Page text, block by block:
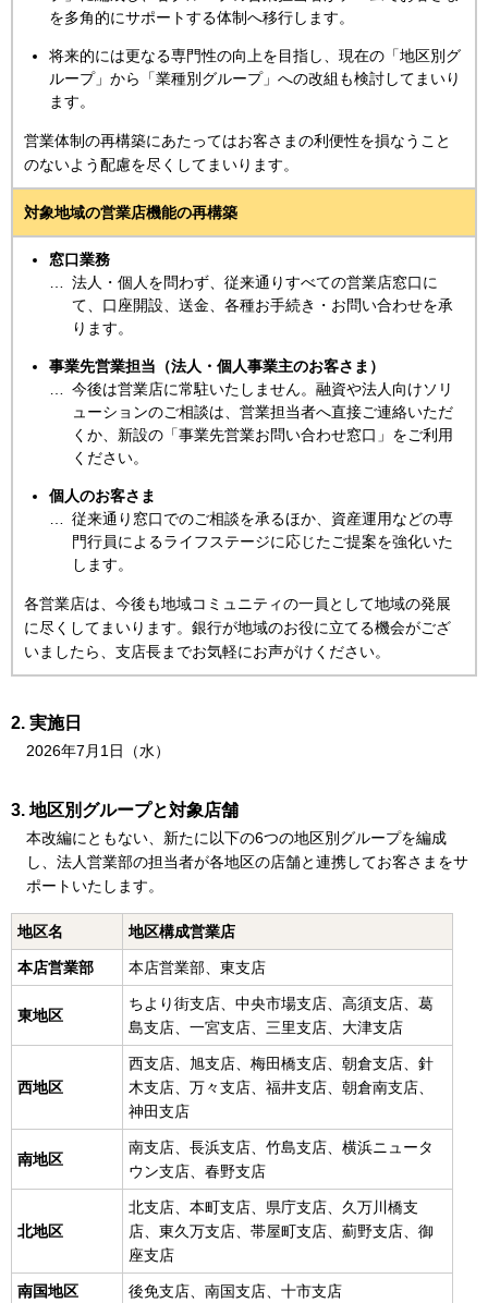
を多角的にサポートする体制へ移行します。
将来的には更なる専門性の向上を目指し、現在の「地区別グ
ループ」から「業種別グループ」への改組も検討してまいり
ます。
営業体制の再構築にあたってはお客さまの利便性を損なうこと
のないよう配慮を尽くしてまいります。
対象地域の営業店機能の再構築
窓口業務
法人・個人を問わず、従来通りすべての営業店窓口に
て、口座開設、送金、各種お手続き・お問い合わせを承
ります。
事業先営業担当（法人・個人事業主のお客さま）
今後は営業店に常駐いたしません。融資や法人向けソリ
ューションのご相談は、営業担当者へ直接ご連絡いただ
くか、新設の「事業先営業お問い合わせ窓口」をご利用
ください。
個人のお客さま
従来通り窓口でのご相談を承るほか、資産運用などの専
門行員によるライフステージに応じたご提案を強化いた
します。
各営業店は、今後も地域コミュニティの一員として地域の発展
に尽くしてまいります。銀行が地域のお役に立てる機会がござ
いましたら、支店長までお気軽にお声がけください。
実施日
2026年7月1日（水）
地区別グループと対象店舗
本改編にともない、新たに以下の6つの地区別グループを編成
し、法人営業部の担当者が各地区の店舗と連携してお客さまをサ
ポートいたします。
地区名 地区構成営業店
本店営業部 本店営業部、東支店
東地区
ちより街支店、中央市場支店、高須支店、葛
島支店、一宮支店、三里支店、大津支店
西地区
西支店、旭支店、梅田橋支店、朝倉支店、針
木支店、万々支店、福井支店、朝倉南支店、
神田支店
南地区
南支店、長浜支店、竹島支店、横浜ニュータ
ウン支店、春野支店
北地区
北支店、本町支店、県庁支店、久万川橋支
店、東久万支店、帯屋町支店、薊野支店、御
座支店
南国地区 後免支店、南国支店、十市支店